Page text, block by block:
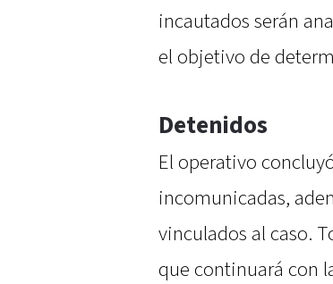
incautados serán
el objetivo de
Detenidos
El operativo
incomunicadas,
vinculados al caso.
que continuará con